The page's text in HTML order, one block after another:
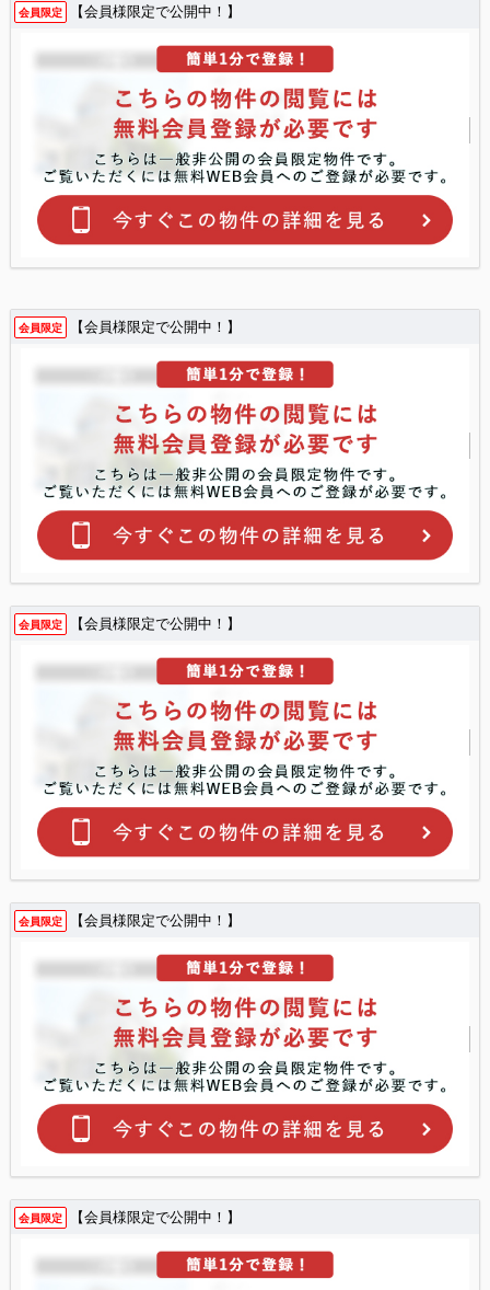
会員限定 【会員様限定で公開中！】
会員限定 【会員様限定で公開中！】
会員限定 【会員様限定で公開中！】
会員限定 【会員様限定で公開中！】
会員限定 【会員様限定で公開中！】